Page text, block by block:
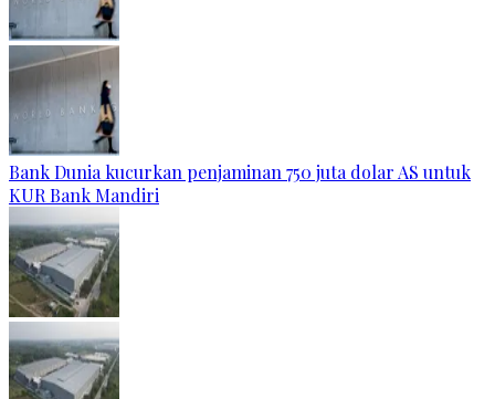
Bank Dunia kucurkan penjaminan 750 juta dolar AS untuk
KUR Bank Mandiri